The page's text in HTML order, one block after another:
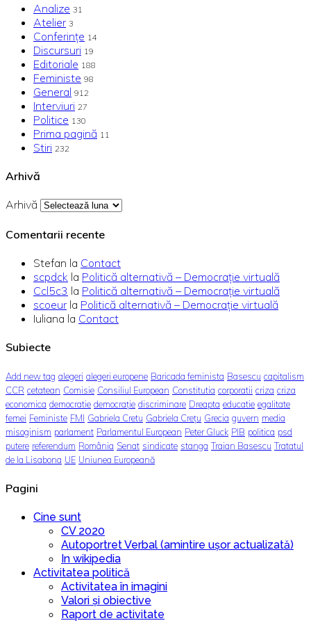
Analize 31
Atelier 3
Conferințe 14
Discursuri 19
Editoriale 188
Feministe 98
General 912
Interviuri 27
Politice 130
Prima pagină 11
Stiri 232
Arhivă
Arhivă
Comentarii recente
Stefan la Contact
scpdck la Politică alternativă – Democraţie virtuală
Ccl5c3 la Politică alternativă – Democraţie virtuală
scoeur la Politică alternativă – Democraţie virtuală
Iuliana la Contact
Subiecte
Add new tag alegeri alegeri europene Baricada feminista Basescu capitalism
CCR cetatean Comisie Consiliul European Constitutia corporatii criza criza
economica democratie democrație discriminare Dreapta educatie egalitate
femei Feministe FMI Gabriela Cretu Gabriela Crețu Grecia guvern media
misoginism parlament Parlamentul European Peter Gluck PIB politica psd
putere referendum România Senat sindicate stanga Traian Basescu Tratatul
de la Lisabona UE Uniunea Europeană
Pagini
Cine sunt
CV 2020
Autoportret Verbal (amintire ușor actualizată)
In wikipedia
Activitatea politică
Activitatea în imagini
Valori și obiective
Raport de activitate